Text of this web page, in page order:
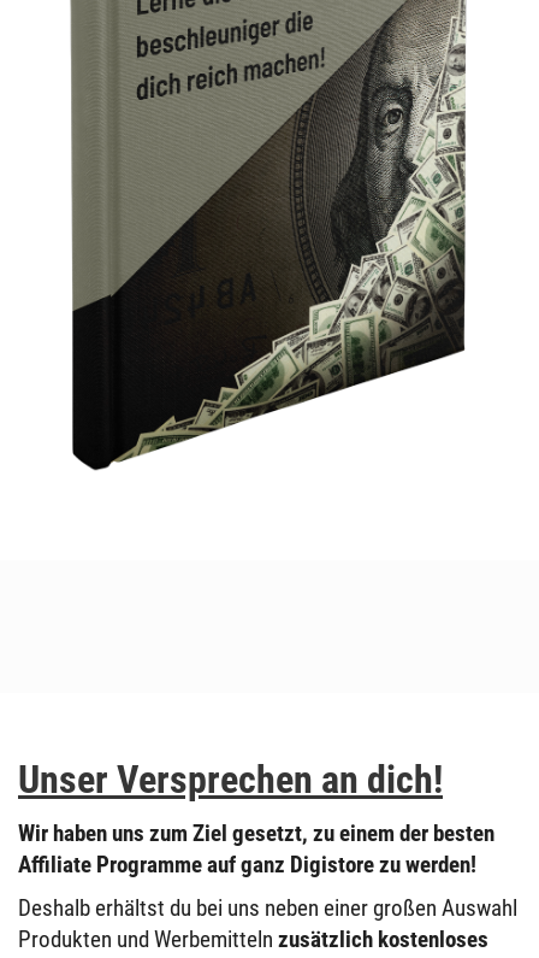
DEIN AFFILIATE LINK
Unser Versprechen an dich!
Wir haben uns zum Ziel gesetzt, zu einem der besten
Affiliate Programme auf ganz Digistore zu werden!
Deshalb erhältst du bei uns neben einer großen Auswahl
Produkten und Werbemitteln zusätzlich kostenloses